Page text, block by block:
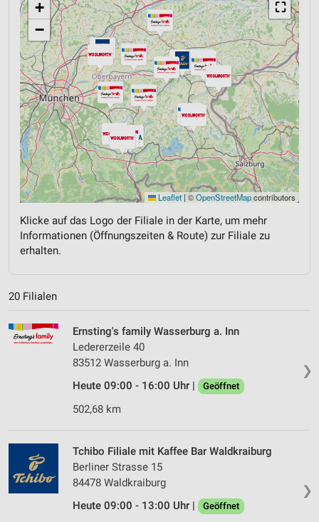
⛶
+
−
Leaflet | ©OpenStreetMapcontributors
Klicke auf das Logo der Filiale in der Karte, um mehr
Informationen (Öffnungszeiten & Route) zur Filiale zu
erhalten.
20 Filialen
❯
Ernsting's family Wasserburg a. Inn
Ledererzeile 40
83512 Wasserburg a. Inn
Heute 09:00 - 16:00 Uhr |
Geöffnet
502,68 km
❯
Tchibo Filiale mit Kaffee Bar Waldkraiburg
Berliner Strasse 15
84478 Waldkraiburg
Heute 09:00 - 13:00 Uhr |
Geöffnet